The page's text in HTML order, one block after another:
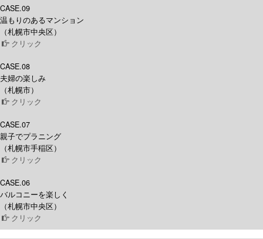
CASE.09
温もりのあるマンション
（札幌市中央区）
クリック
CASE.08
夫婦の楽しみ
（札幌市）
クリック
CASE.07
親子でプラニング
（札幌市手稲区）
クリック
CASE.06
バルコニーを楽しく
（札幌市中央区）
クリック